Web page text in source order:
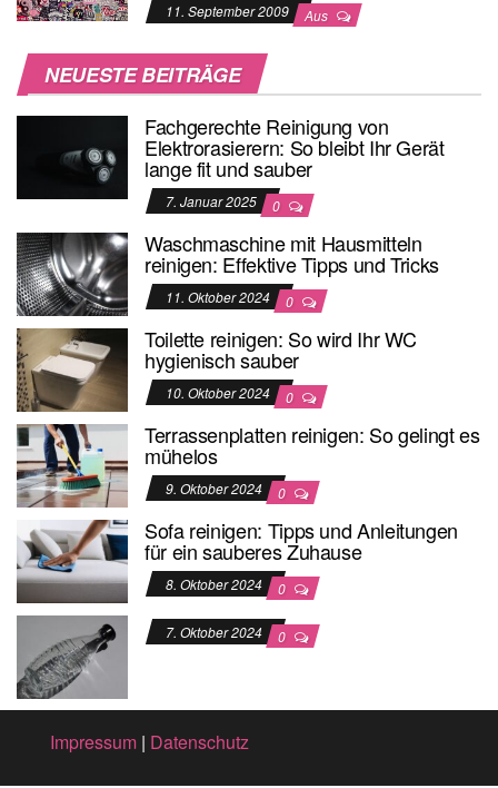
11. September 2009 Aus
NEUESTE BEITRÄGE
Fachgerechte Reinigung von
Elektrorasierern: So bleibt Ihr Gerät
lange fit und sauber
7. Januar 2025 0
Waschmaschine mit Hausmitteln
reinigen: Effektive Tipps und Tricks
11. Oktober 2024 0
Toilette reinigen: So wird Ihr WC
hygienisch sauber
10. Oktober 2024 0
Terrassenplatten reinigen: So gelingt es
mühelos
9. Oktober 2024 0
Sofa reinigen: Tipps und Anleitungen
für ein sauberes Zuhause
8. Oktober 2024 0
7. Oktober 2024 0
Impressum | Datenschutz